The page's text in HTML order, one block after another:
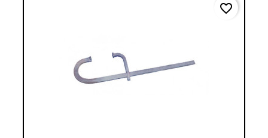
favorite_border